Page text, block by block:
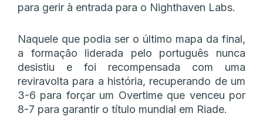
para gerir à entrada para o Nighthaven Labs.
Naquele que podia ser o último mapa da final,
a formação liderada pelo português nunca
desistiu e foi recompensada com uma
reviravolta para a história, recuperando de um
3-6 para forçar um Overtime que venceu por
8-7 para garantir o título mundial em Riade.